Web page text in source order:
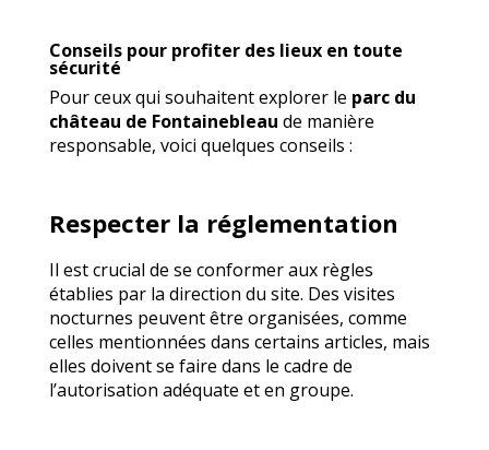
Conseils pour profiter des lieux en toute
sécurité
Pour ceux qui souhaitent explorer le parc du
château de Fontainebleau de manière
responsable, voici quelques conseils :
Respecter la réglementation
Il est crucial de se conformer aux règles
établies par la direction du site. Des visites
nocturnes peuvent être organisées, comme
celles mentionnées dans certains articles, mais
elles doivent se faire dans le cadre de
l’autorisation adéquate et en groupe.